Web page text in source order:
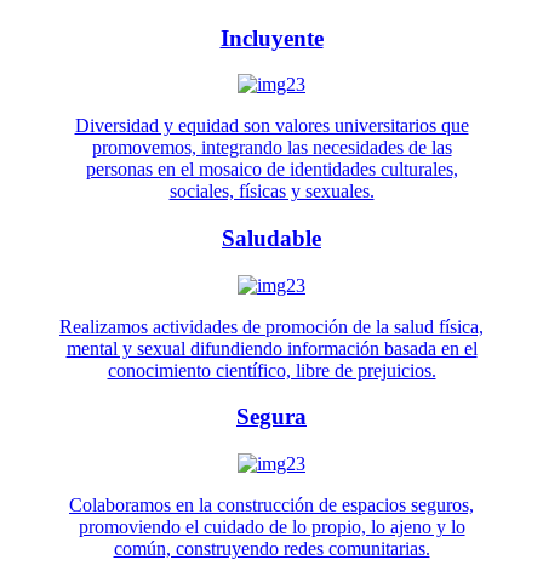
Incluyente
Diversidad y equidad son valores universitarios que
promovemos, integrando las necesidades de las
personas en el mosaico de identidades culturales,
sociales, físicas y sexuales.
Saludable
Realizamos actividades de promoción de la salud física,
mental y sexual difundiendo información basada en el
conocimiento científico, libre de prejuicios.
Segura
Colaboramos en la construcción de espacios seguros,
promoviendo el cuidado de lo propio, lo ajeno y lo
común, construyendo redes comunitarias.